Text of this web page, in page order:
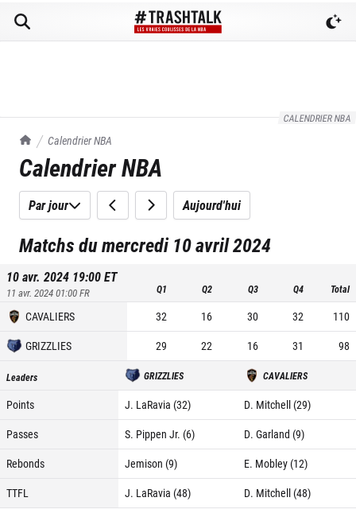
CALENDRIER NBA
TrashTalk Actu NBA
Calendrier NBA
Calendrier NBA
Par jour Aujourd'hui
Matchs du mercredi 10 avril 2024
10 avr. 2024 19:00ET
11 avr. 2024 01:00FR Q1 Q2 Q3 Q4 Total
CAVALIERS 32 16 30 32
110
GRIZZLIES
29 22 16 31 98
Leaders GRIZZLIES CAVALIERS
Points J. LaRavia (32)
D. Mitchell (29)
Passes
S. Pippen Jr. (6)
D. Garland (9)
Rebonds
Jemison (9)
E. Mobley (12)
TTFL
J. LaRavia (48) D. Mitchell (48)